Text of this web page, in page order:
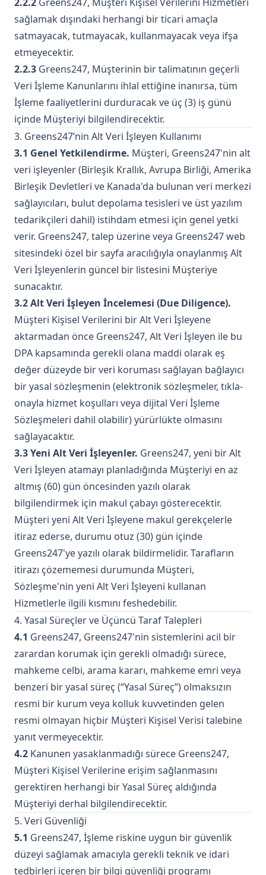
sağlamak dışındaki herhangi bir ticari amaçla
satmayacak, tutmayacak, kullanmayacak veya ifşa
etmeyecektir.
2.2.3 Greens247, Müşterinin bir talimatının geçerli
Veri İşleme Kanunlarını ihlal ettiğine inanırsa, tüm
İşleme faaliyetlerini durduracak ve üç (3) iş günü
içinde Müşteriyi bilgilendirecektir.
3. Greens247’nin Alt Veri İşleyen Kullanımı
3.1 Genel Yetkilendirme. Müşteri, Greens247'nin alt
veri işleyenler (Birleşik Krallık, Avrupa Birliği, Amerika
Birleşik Devletleri ve Kanada'da bulunan veri merkezi
sağlayıcıları, bulut depolama tesisleri ve üst yazılım
tedarikçileri dahil) istihdam etmesi için genel yetki
verir. Greens247, talep üzerine veya Greens247 web
sitesindeki özel bir sayfa aracılığıyla onaylanmış Alt
Veri İşleyenlerin güncel bir listesini Müşteriye
sunacaktır.
3.2 Alt Veri İşleyen İncelemesi (Due Diligence).
Müşteri Kişisel Verilerini bir Alt Veri İşleyene
aktarmadan önce Greens247, Alt Veri İşleyen ile bu
DPA kapsamında gerekli olana maddi olarak eş
değer düzeyde bir veri koruması sağlayan bağlayıcı
bir yasal sözleşmenin (elektronik sözleşmeler, tıkla-
onayla hizmet koşulları veya dijital Veri İşleme
Sözleşmeleri dahil olabilir) yürürlükte olmasını
sağlayacaktır.
3.3 Yeni Alt Veri İşleyenler. Greens247, yeni bir Alt
Veri İşleyen atamayı planladığında Müşteriyi en az
altmış (60) gün öncesinden yazılı olarak
bilgilendirmek için makul çabayı gösterecektir.
Müşteri yeni Alt Veri İşleyene makul gerekçelerle
itiraz ederse, durumu otuz (30) gün içinde
Greens247'ye yazılı olarak bildirmelidir. Tarafların
itirazı çözememesi durumunda Müşteri,
Sözleşme'nin yeni Alt Veri İşleyeni kullanan
Hizmetlerle ilgili kısmını feshedebilir.
4. Yasal Süreçler ve Üçüncü Taraf Talepleri
4.1 Greens247, Greens247'nin sistemlerini acil bir
zarardan korumak için gerekli olmadığı sürece,
mahkeme celbi, arama kararı, mahkeme emri veya
benzeri bir yasal süreç (“Yasal Süreç”) olmaksızın
resmi bir kurum veya kolluk kuvvetinden gelen
resmi olmayan hiçbir Müşteri Kişisel Verisi talebine
yanıt vermeyecektir.
4.2 Kanunen yasaklanmadığı sürece Greens247,
Müşteri Kişisel Verilerine erişim sağlanmasını
gerektiren herhangi bir Yasal Süreç aldığında
Müşteriyi derhal bilgilendirecektir.
5. Veri Güvenliği
5.1 Greens247, İşleme riskine uygun bir güvenlik
düzeyi sağlamak amacıyla gerekli teknik ve idari
tedbirleri içeren bir bilgi güvenliği programı